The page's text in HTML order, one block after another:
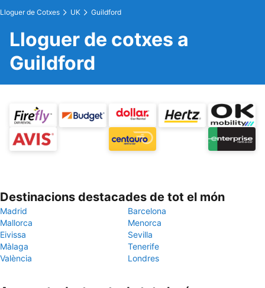
Lloguer de Cotxes UK Guildford
Lloguer de cotxes a
Guildford
Destinacions destacades de tot el món
Madrid
Barcelona
Mallorca
Menorca
Eivissa
Sevilla
Màlaga
Tenerife
València
Londres